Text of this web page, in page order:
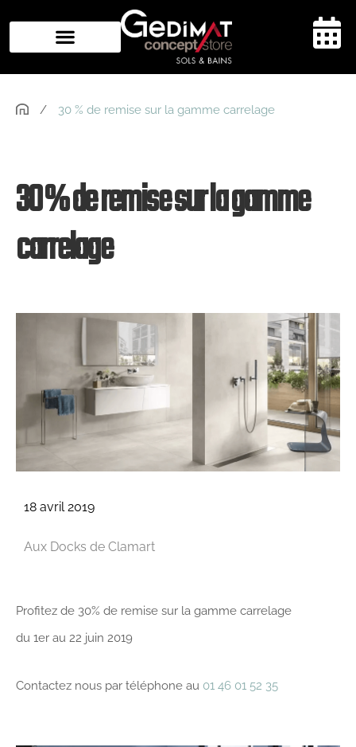
/ 30 % de remise sur la gamme carrelage
30 % de remise sur la gamme
carrelage
18 avril 2019
Aux Docks de Clamart
Profitez de 30% de remise sur la gamme carrelage
du 1er au 22 juin 2019
Contactez nous par téléphone au 01 46 01 52 35